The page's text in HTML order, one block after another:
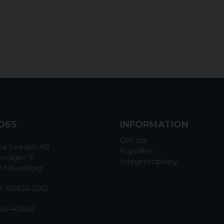
Sweden AB
9
Sölvesborg
556836-2262
405566
INFORMATION
Om oss
Köpvillkor
Integritetspolicy